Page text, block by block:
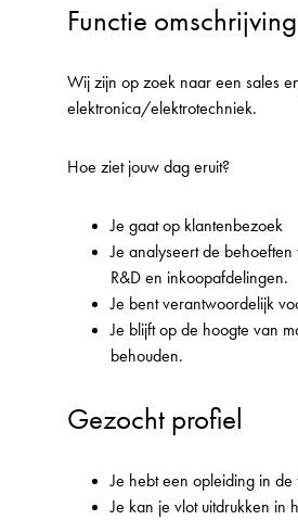
Functie omschrijving
Wij zijn op zoek naar een sales
elektronica/elektrotechniek.
Hoe ziet jouw dag eruit?
Je gaat op klantenbezoek
Je analyseert de
R&D en inkoopafdelingen.
Je bent verantwoordelijk
Je blijft op de hoogte van
behouden.
Gezocht profiel
Je hebt een opleiding in
Je kan je vlot uitdrukken in